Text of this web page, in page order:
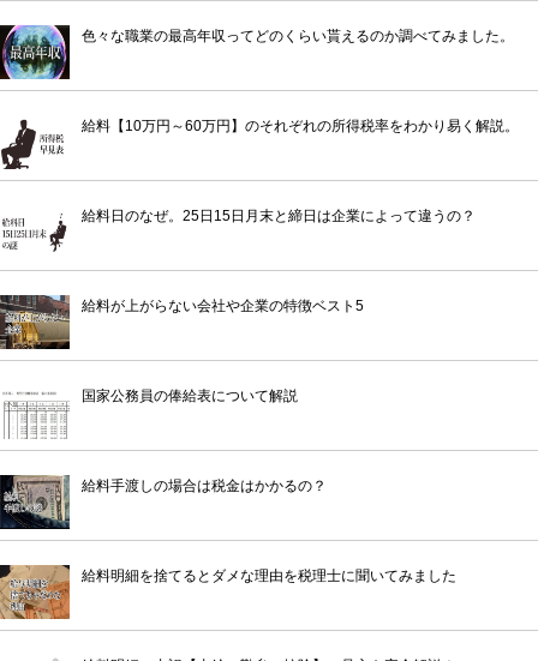
色々な職業の最高年収ってどのくらい貰えるのか調べてみました。
給料【10万円～60万円】のそれぞれの所得税率をわかり易く解説。
給料日のなぜ。25日15日月末と締日は企業によって違うの？
給料が上がらない会社や企業の特徴ベスト5
国家公務員の俸給表について解説
給料手渡しの場合は税金はかかるの？
給料明細を捨てるとダメな理由を税理士に聞いてみました